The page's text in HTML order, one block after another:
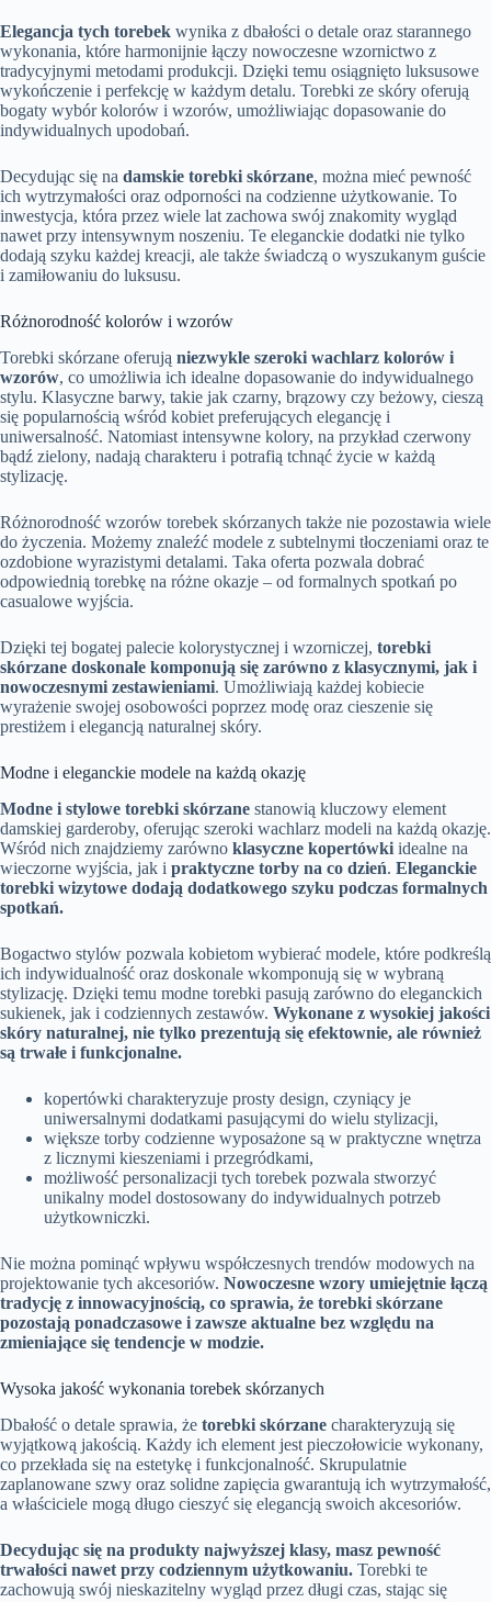
Elegancja tych torebek wynika z dbałości o detale oraz starannego
wykonania, które harmonijnie łączy nowoczesne wzornictwo z
tradycyjnymi metodami produkcji. Dzięki temu osiągnięto luksusowe
wykończenie i perfekcję w każdym detalu. Torebki ze skóry oferują
bogaty wybór kolorów i wzorów, umożliwiając dopasowanie do
indywidualnych upodobań.
Decydując się na damskie torebki skórzane, można mieć pewność
ich wytrzymałości oraz odporności na codzienne użytkowanie. To
inwestycja, która przez wiele lat zachowa swój znakomity wygląd
nawet przy intensywnym noszeniu. Te eleganckie dodatki nie tylko
dodają szyku każdej kreacji, ale także świadczą o wyszukanym guście
i zamiłowaniu do luksusu.
Różnorodność kolorów i wzorów
Torebki skórzane oferują niezwykle szeroki wachlarz kolorów i
wzorów, co umożliwia ich idealne dopasowanie do indywidualnego
stylu. Klasyczne barwy, takie jak czarny, brązowy czy beżowy, cieszą
się popularnością wśród kobiet preferujących elegancję i
uniwersalność. Natomiast intensywne kolory, na przykład czerwony
bądź zielony, nadają charakteru i potrafią tchnąć życie w każdą
stylizację.
Różnorodność wzorów torebek skórzanych także nie pozostawia wiele
do życzenia. Możemy znaleźć modele z subtelnymi tłoczeniami oraz te
ozdobione wyrazistymi detalami. Taka oferta pozwala dobrać
odpowiednią torebkę na różne okazje – od formalnych spotkań po
casualowe wyjścia.
Dzięki tej bogatej palecie kolorystycznej i wzorniczej, torebki
skórzane doskonale komponują się zarówno z klasycznymi, jak i
nowoczesnymi zestawieniami. Umożliwiają każdej kobiecie
wyrażenie swojej osobowości poprzez modę oraz cieszenie się
prestiżem i elegancją naturalnej skóry.
Modne i eleganckie modele na każdą okazję
Modne i stylowe torebki skórzane stanowią kluczowy element
damskiej garderoby, oferując szeroki wachlarz modeli na każdą okazję.
Wśród nich znajdziemy zarówno klasyczne kopertówki idealne na
wieczorne wyjścia, jak i praktyczne torby na co dzień. Eleganckie
torebki wizytowe dodają dodatkowego szyku podczas formalnych
spotkań.
Bogactwo stylów pozwala kobietom wybierać modele, które podkreślą
ich indywidualność oraz doskonale wkomponują się w wybraną
stylizację. Dzięki temu modne torebki pasują zarówno do eleganckich
sukienek, jak i codziennych zestawów. Wykonane z wysokiej jakości
skóry naturalnej, nie tylko prezentują się efektownie, ale również
są trwałe i funkcjonalne.
kopertówki charakteryzuje prosty design, czyniący je
uniwersalnymi dodatkami pasującymi do wielu stylizacji,
większe torby codzienne wyposażone są w praktyczne wnętrza
z licznymi kieszeniami i przegródkami,
możliwość personalizacji tych torebek pozwala stworzyć
unikalny model dostosowany do indywidualnych potrzeb
użytkowniczki.
Nie można pominąć wpływu współczesnych trendów modowych na
projektowanie tych akcesoriów. Nowoczesne wzory umiejętnie łączą
tradycję z innowacyjnością, co sprawia, że torebki skórzane
pozostają ponadczasowe i zawsze aktualne bez względu na
zmieniające się tendencje w modzie.
Wysoka jakość wykonania torebek skórzanych
Dbałość o detale sprawia, że torebki skórzane charakteryzują się
wyjątkową jakością. Każdy ich element jest pieczołowicie wykonany,
co przekłada się na estetykę i funkcjonalność. Skrupulatnie
zaplanowane szwy oraz solidne zapięcia gwarantują ich wytrzymałość,
a właściciele mogą długo cieszyć się elegancją swoich akcesoriów.
Decydując się na produkty najwyższej klasy, masz pewność
trwałości nawet przy codziennym użytkowaniu. Torebki te
zachowują swój nieskazitelny wygląd przez długi czas, stając się